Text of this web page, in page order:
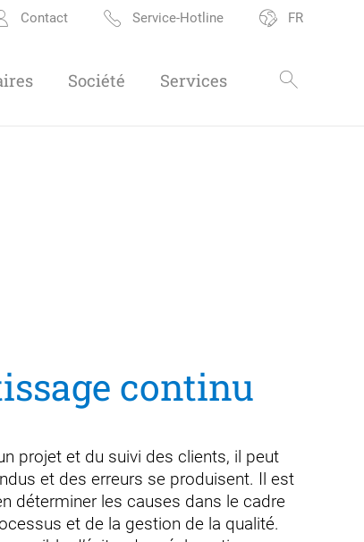
Contact Service-Hotline FR
Société Services
continu
projet et du suivi des clients, il peut
et des erreurs se produisent. Il est
déterminer les causes dans le cadre
et de la gestion de la qualité.